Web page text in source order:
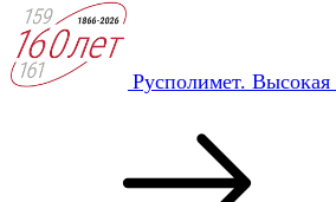
Русполимет. Высокая